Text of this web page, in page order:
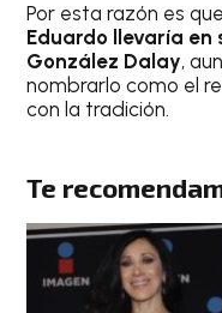
Por esta razón es que
Eduardo llevaría en
González Dalay,
nombrarlo como el
con la tradición.
Te